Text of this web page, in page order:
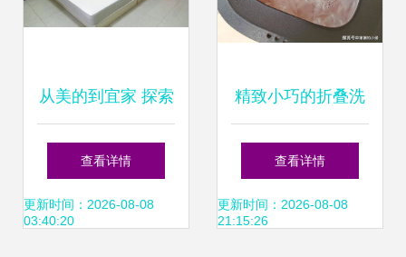
从美的到宜家 探索
微型折叠洗衣机的
日常革命
查看详情
更新时间：2026-08-08
03:40:20
精致小巧的折叠洗
衣机你见过吗 摩鱼
做到了
查看详情
更新时间：2026-08-08
21:15:26